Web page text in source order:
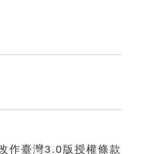
作臺灣3.0版授權條款